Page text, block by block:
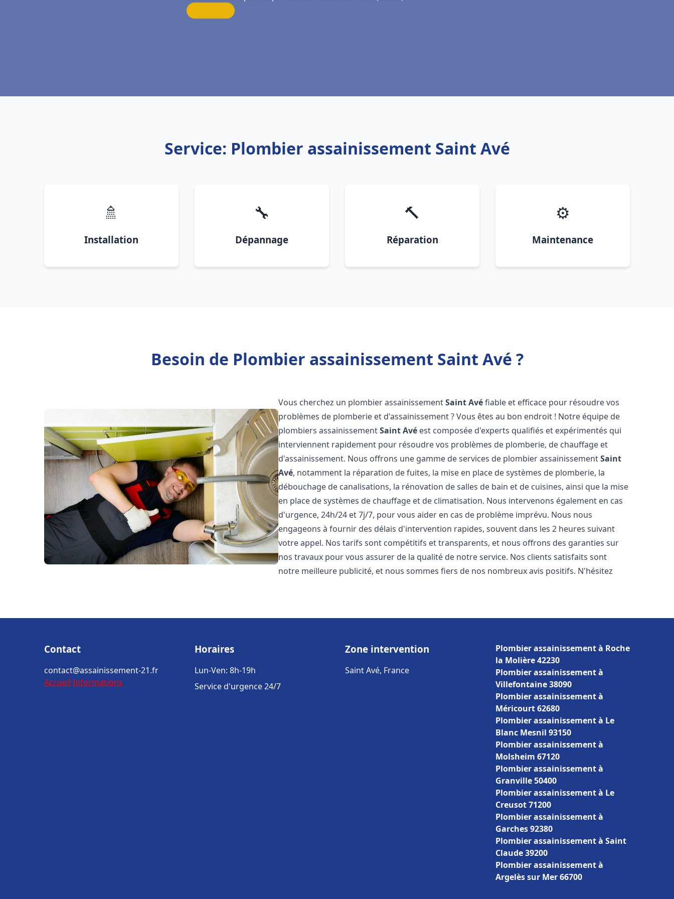
Service: Plombier assainissement Saint Avé
🚿
Installation
🔧
Dépannage
🔨
Réparation
⚙️
Maintenance
Besoin de Plombier assainissement Saint Avé ?
Vous cherchez un plombier assainissementSaint Avéfiable et efficace pour résoudre vos
problèmes de plomberie et d'assainissement ? Vous êtes au bon endroit ! Notre équipe de
plombiers assainissementSaint Avé est composée d'experts qualifiés et expérimentés qui
interviennent rapidement pour résoudre vos problèmes de plomberie, de chauffage et
d'assainissement. Nous offrons une gamme de services de plombier assainissementSaint
Avé, notamment la réparation de fuites, la mise en place de systèmes de plomberie, la
débouchage de canalisations, la rénovation de salles de bain et de cuisines, ainsi que la mise
en place de systèmes de chauffage et de climatisation. Nous intervenons également en cas
d'urgence, 24h/24 et 7j/7, pour vous aider en cas de problème imprévu. Nous nous
engageons à fournir des délais d'intervention rapides, souvent dans les 2 heures suivant
votre appel. Nos tarifs sont compétitifs et transparents, et nous offrons des garanties sur
nos travaux pour vous assurer de la qualité de notre service. Nos clients satisfaits sont
notre meilleure publicité, et nous sommes fiers de nos nombreux avis positifs. N'hésitez
Contact
contact@assainissement-21.fr
Accueil Informations
Horaires
Lun-Ven: 8h-19h
Service d'urgence 24/7
Zone intervention
Saint Avé, France
Plombier assainissement à Roche
la Molière 42230
Plombier assainissement à
Villefontaine 38090
Plombier assainissement à
Méricourt 62680
Plombier assainissement à Le
Blanc Mesnil 93150
Plombier assainissement à
Molsheim 67120
Plombier assainissement à
Granville 50400
Plombier assainissement à Le
Creusot 71200
Plombier assainissement à
Garches 92380
Plombier assainissement à Saint
Claude 39200
Plombier assainissement à
Argelès sur Mer 66700